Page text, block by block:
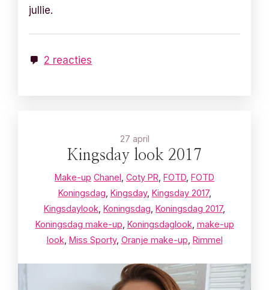
jullie.
2 reacties
27 april
Kingsday look 2017
Make-up Chanel Coty PR FOTD FOTD
Koningsdag Kingsday, Kingsday 2017,
Kingsdaylook Koningsdag Koningsdag 2017,
Koningsdag make-up Koningsdaglook make-up
look Miss Sporty, Oranje make-up Rimmel